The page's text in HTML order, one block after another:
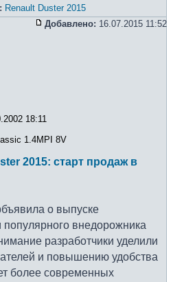
Renault Duster 2015
Добавлено: 16.07.2015 11:52
18:11
1.4MPI 8V
2015: старт продаж в
о выпуске
внедорожника
разработчики уделили
и повышению удобства
более современных